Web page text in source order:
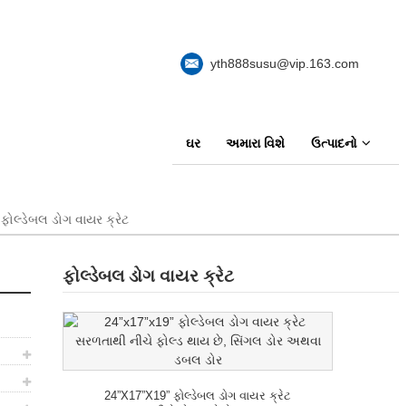
yth888susu@vip.163.com
ઘર અમારા વિશે ઉત્પાદનો
ફોલ્ડેબલ ડોગ વાયર ક્રેટ
ફોલ્ડેબલ ડોગ વાયર ક્રેટ
24”x17”x19” ફોલ્ડેબલ ડોગ વાયર ક્રેટ